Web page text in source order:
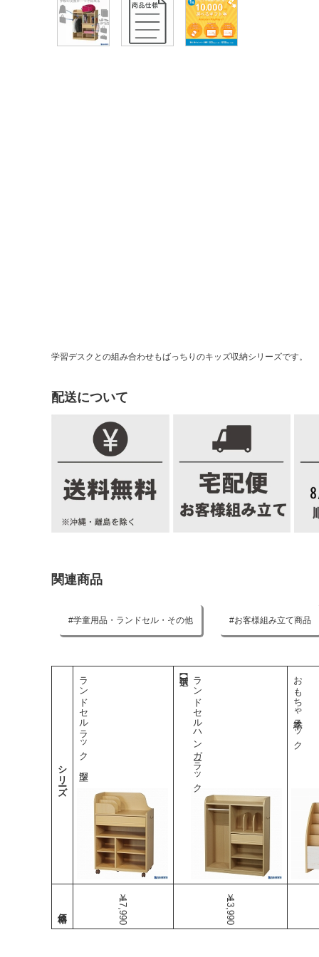
学習デスクとの組み合わせもばっちりのキッズ収納シリーズです。
配送について
関連商品
学童用品・ランドセル・その他 お客様組み立て商品
シリーズ
ランドセルラック 深型
￥17,990
ランドセルハンガーラック
￥13,990
おもちゃ絵本ラック